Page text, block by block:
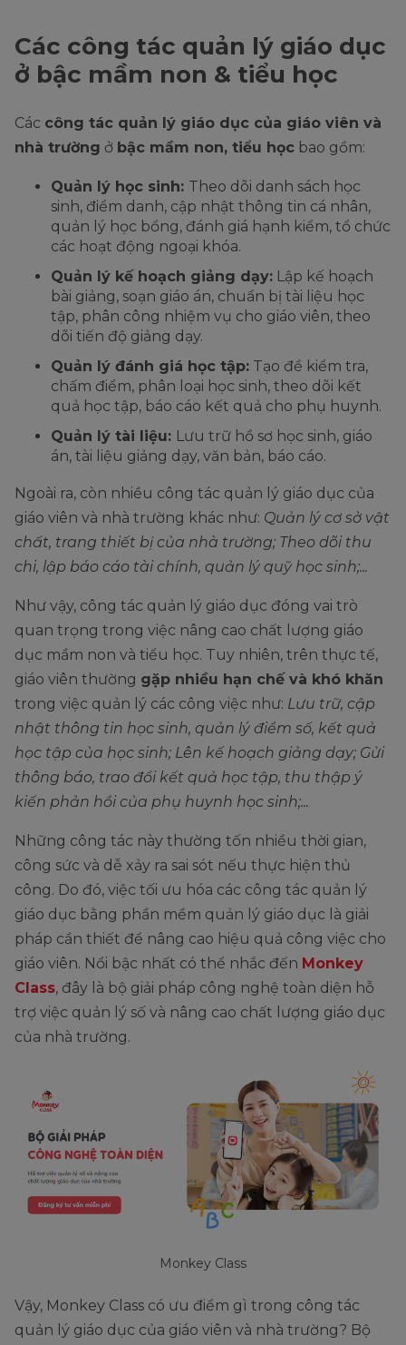
Các công tác quản lý giáo dục
ở bậc mầm non & tiểu học
Các công tác quản lý giáo dục của giáo viên và
nhà trường ở bậc mầm non, tiểu học bao gồm:
Quản lý học sinh: Theo dõi danh sách học
sinh, điểm danh, cập nhật thông tin cá nhân,
quản lý học bổng, đánh giá hạnh kiểm, tổ chức
các hoạt động ngoại khóa.
Quản lý kế hoạch giảng dạy: Lập kế hoạch
bài giảng, soạn giáo án, chuẩn bị tài liệu học
tập, phân công nhiệm vụ cho giáo viên, theo
dõi tiến độ giảng dạy.
Quản lý đánh giá học tập: Tạo đề kiểm tra,
chấm điểm, phân loại học sinh, theo dõi kết
quả học tập, báo cáo kết quả cho phụ huynh.
Quản lý tài liệu: Lưu trữ hồ sơ học sinh, giáo
án, tài liệu giảng dạy, văn bản, báo cáo.
Ngoài ra, còn nhiều công tác quản lý giáo dục của
giáo viên và nhà trường khác như: Quản lý cơ sở vật
chất, trang thiết bị của nhà trường; Theo dõi thu
chi, lập báo cáo tài chính, quản lý quỹ học sinh;...
Như vậy, công tác quản lý giáo dục đóng vai trò
quan trọng trong việc nâng cao chất lượng giáo
dục mầm non và tiểu học. Tuy nhiên, trên thực tế,
giáo viên thường gặp nhiều hạn chế và khó khăn
trong việc quản lý các công việc như: Lưu trữ, cập
nhật thông tin học sinh, quản lý điểm số, kết quả
học tập của học sinh; Lên kế hoạch giảng dạy; Gửi
thông báo, trao đổi kết quả học tập, thu thập ý
kiến phản hồi của phụ huynh học sinh;...
Những công tác này thường tốn nhiều thời gian,
công sức và dễ xảy ra sai sót nếu thực hiện thủ
công. Do đó, việc tối ưu hóa các công tác quản lý
giáo dục bằng phần mềm quản lý giáo dục là giải
pháp cần thiết để nâng cao hiệu quả công việc cho
giáo viên. Nổi bậc nhất có thể nhắc đến Monkey
Class, đây là bộ giải pháp công nghệ toàn diện hỗ
trợ việc quản lý số và nâng cao chất lượng giáo dục
của nhà trường.
Monkey Class
Vậy, Monkey Class có ưu điểm gì trong công tác
quản lý giáo dục của giáo viên và nhà trường? Bộ